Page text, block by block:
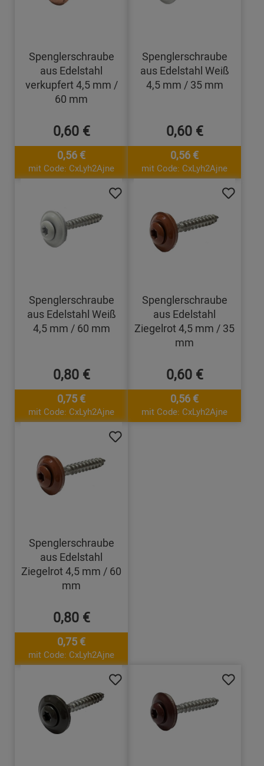
Spenglerschraube
aus Edelstahl
verkupfert 4,5 mm /
60 mm
0,60 €
0,56 €
mit Code: CxLyh2Ajne
Spenglerschraube
aus Edelstahl Weiß
4,5 mm / 35 mm
0,60 €
0,56 €
mit Code: CxLyh2Ajne
Spenglerschraube
aus Edelstahl Weiß
4,5 mm / 60 mm
0,80 €
0,75 €
mit Code: CxLyh2Ajne
Spenglerschraube
aus Edelstahl
Ziegelrot 4,5 mm / 35
mm
0,60 €
0,56 €
mit Code: CxLyh2Ajne
Spenglerschraube
aus Edelstahl
Ziegelrot 4,5 mm / 60
mm
0,80 €
0,75 €
mit Code: CxLyh2Ajne